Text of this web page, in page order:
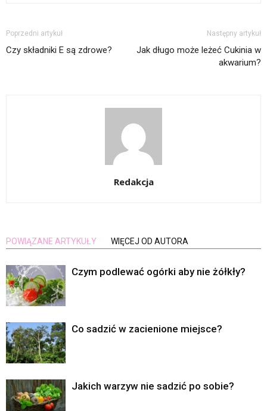
Poprzedni artykuł
Czy składniki E są zdrowe?
Następny artykuł
Jak długo może leżeć Cukinia w
akwarium?
Redakcja
POWIĄZANE ARTYKUŁY WIĘCEJ OD AUTORA
Czym podlewać ogórki aby nie żółkły?
Co sadzić w zacienione miejsce?
Jakich warzyw nie sadzić po sobie?